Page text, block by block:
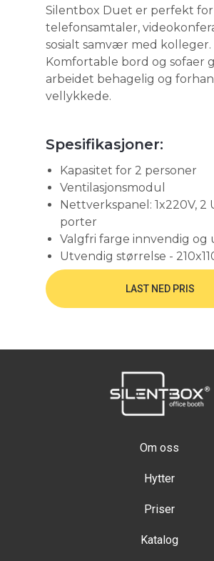
Silentbox Duet er perfekt for
telefonsamtaler,
sosialt samvær med kolleger.
Komfortable bord og sofaer
arbeidet behagelig og
vellykkede.
Kapasitet for 2 personer
Ventilasjonsmodul
Nettverkspanel: 1x220V, 2
porter
Valgfri farge innvendig og
Utvendig størrelse -
LAST NED PRIS
Spesifikasjoner:
Om oss
Hytter
Priser
Katalog